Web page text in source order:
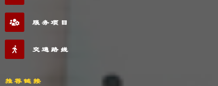
服务项目
交通路线
推荐链接